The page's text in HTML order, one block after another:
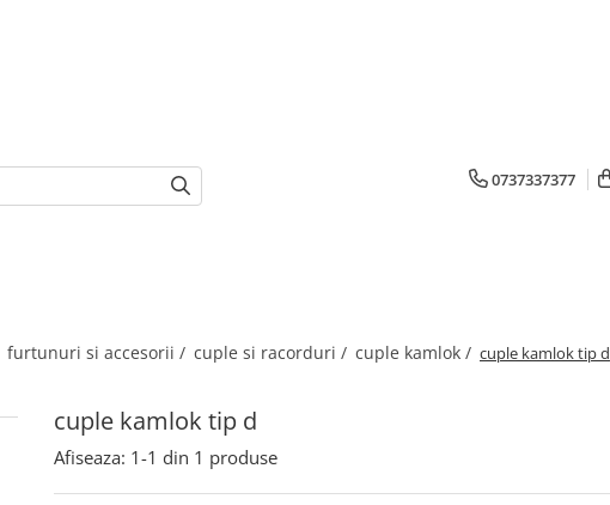
0737337377
furtunuri si accesorii / cuple si racorduri / cuple kamlok / cuple kamlok tip d
cuple kamlok tip d
Afiseaza: 1-1 din 1 produse